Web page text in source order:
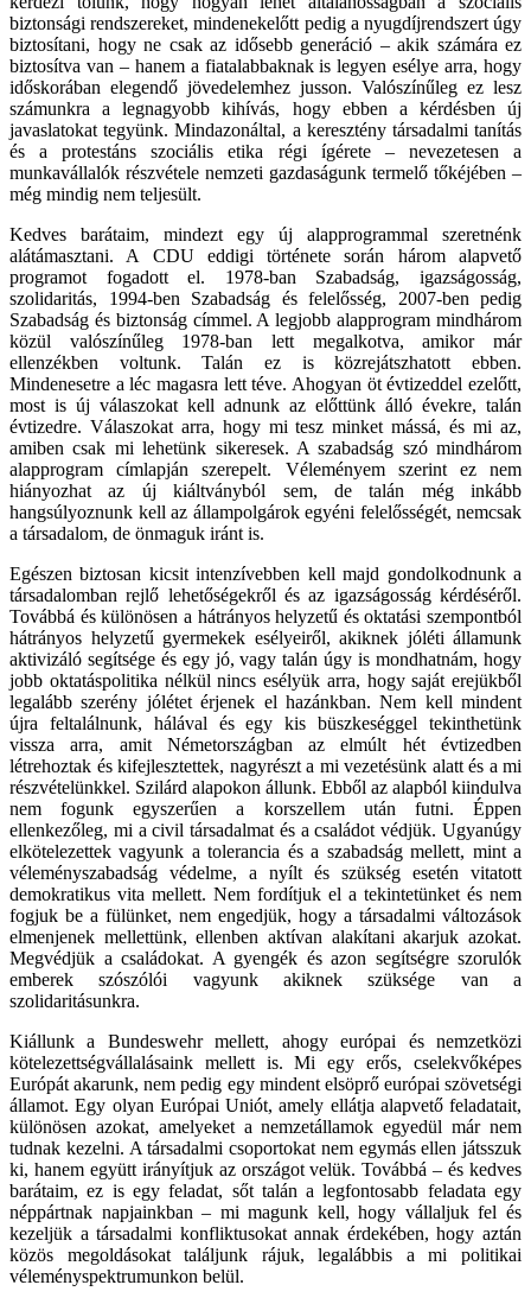
biztonsági rendszereket, mindenekelőtt pedig a nyugdíjrendszert úgy
biztosítani, hogy ne csak az idősebb generáció – akik számára ez
biztosítva van – hanem a fiatalabbaknak is legyen esélye arra, hogy
időskorában elegendő jövedelemhez jusson. Valószínűleg ez lesz
számunkra a legnagyobb kihívás, hogy ebben a kérdésben új
javaslatokat tegyünk. Mindazonáltal, a keresztény társadalmi tanítás
és a protestáns szociális etika régi ígérete – nevezetesen a
munkavállalók részvétele nemzeti gazdaságunk termelő tőkéjében –
még mindig nem teljesült.
Kedves barátaim, mindezt egy új alapprogrammal szeretnénk
alátámasztani. A CDU eddigi története során három alapvető
programot fogadott el. 1978-ban Szabadság, igazságosság,
szolidaritás, 1994-ben Szabadság és felelősség, 2007-ben pedig
Szabadság és biztonság címmel. A legjobb alapprogram mindhárom
közül valószínűleg 1978-ban lett megalkotva, amikor már
ellenzékben voltunk. Talán ez is közrejátszhatott ebben.
Mindenesetre a léc magasra lett téve. Ahogyan öt évtizeddel ezelőtt,
most is új válaszokat kell adnunk az előttünk álló évekre, talán
évtizedre. Válaszokat arra, hogy mi tesz minket mássá, és mi az,
amiben csak mi lehetünk sikeresek. A szabadság szó mindhárom
alapprogram címlapján szerepelt. Véleményem szerint ez nem
hiányozhat az új kiáltványból sem, de talán még inkább
hangsúlyoznunk kell az állampolgárok egyéni felelősségét, nemcsak
a társadalom, de önmaguk iránt is.
Egészen biztosan kicsit intenzívebben kell majd gondolkodnunk a
társadalomban rejlő lehetőségekről és az igazságosság kérdéséről.
Továbbá és különösen a hátrányos helyzetű és oktatási szempontból
hátrányos helyzetű gyermekek esélyeiről, akiknek jóléti államunk
aktivizáló segítsége és egy jó, vagy talán úgy is mondhatnám, hogy
jobb oktatáspolitika nélkül nincs esélyük arra, hogy saját erejükből
legalább szerény jólétet érjenek el hazánkban. Nem kell mindent
újra feltalálnunk, hálával és egy kis büszkeséggel tekinthetünk
vissza arra, amit Németországban az elmúlt hét évtizedben
létrehoztak és kifejlesztettek, nagyrészt a mi vezetésünk alatt és a mi
részvételünkkel. Szilárd alapokon állunk. Ebből az alapból kiindulva
nem fogunk egyszerűen a korszellem után futni. Éppen
ellenkezőleg, mi a civil társadalmat és a családot védjük. Ugyanúgy
elkötelezettek vagyunk a tolerancia és a szabadság mellett, mint a
véleményszabadság védelme, a nyílt és szükség esetén vitatott
demokratikus vita mellett. Nem fordítjuk el a tekintetünket és nem
fogjuk be a fülünket, nem engedjük, hogy a társadalmi változások
elmenjenek mellettünk, ellenben aktívan alakítani akarjuk azokat.
Megvédjük a családokat. A gyengék és azon segítségre szorulók
emberek szószólói vagyunk akiknek szüksége van a
szolidaritásunkra.
Kiállunk a Bundeswehr mellett, ahogy európai és nemzetközi
kötelezettségvállalásaink mellett is. Mi egy erős, cselekvőképes
Európát akarunk, nem pedig egy mindent elsöprő európai szövetségi
államot. Egy olyan Európai Uniót, amely ellátja alapvető feladatait,
különösen azokat, amelyeket a nemzetállamok egyedül már nem
tudnak kezelni. A társadalmi csoportokat nem egymás ellen játsszuk
ki, hanem együtt irányítjuk az országot velük. Továbbá – és kedves
barátaim, ez is egy feladat, sőt talán a legfontosabb feladata egy
néppártnak napjainkban – mi magunk kell, hogy vállaljuk fel és
kezeljük a társadalmi konfliktusokat annak érdekében, hogy aztán
közös megoldásokat találjunk rájuk, legalábbis a mi politikai
véleményspektrumunkon belül.